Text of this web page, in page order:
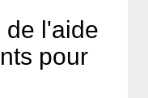
de l'aide
pour